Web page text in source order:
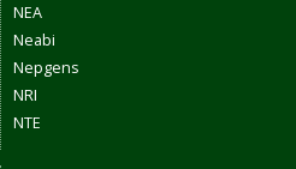
NEA
Neabi
Nepgens
NRI
NTE